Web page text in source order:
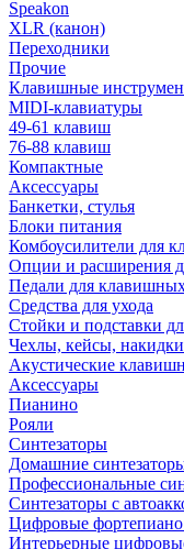
Speakon
XLR (канон)
Переходники
Прочие
Клавишные
MIDI-клавиатуры
49-61 клавиш
76-88 клавиш
Компактные
Аксессуары
Банкетки, стулья
Блоки питания
Комбоусилители для
Опции и расширения
Педали для
Средства для ухода
Стойки и подставки
Чехлы, кейсы,
Акустические
Аксессуары
Пианино
Рояли
Синтезаторы
Домашние
Профессиональные
Синтезаторы с
Цифровые
Интерьерные